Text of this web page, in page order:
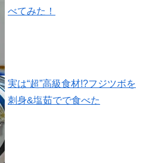
べてみた！
実は“超”高級食材!?フジツボを
刺身&塩茹でで食べた